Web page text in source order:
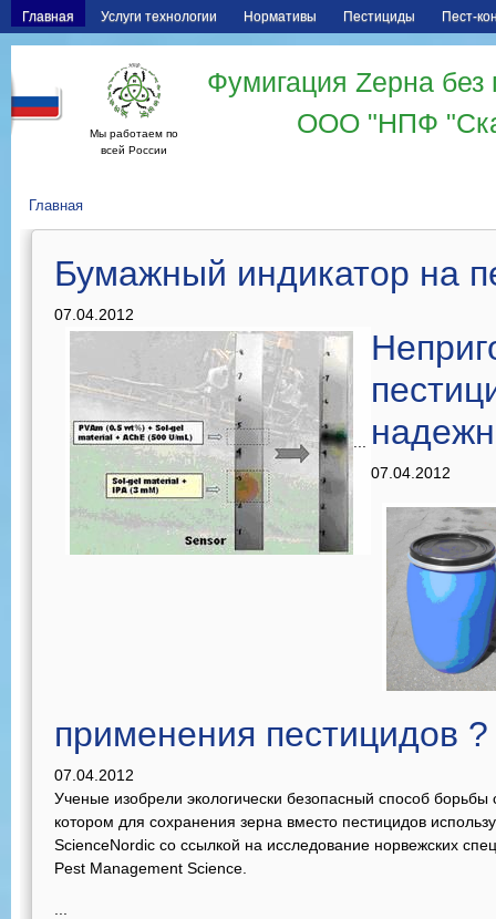
Главная Услуги технологии Нормативы Пестициды Пест-
Мы работаем по
всей России
Фумигация Zерна
ООО "НПФ
Главная
Бумажный индикатор на
07.04.2012
07.04.2012
применения пестицидов ?
07.04.2012
Ученые изобрели экологически безопасный способ
котором для сохранения зерна вместо пестицидов
ScienceNordiс со ссылкой на исследование норвежских
Pest Management Science.